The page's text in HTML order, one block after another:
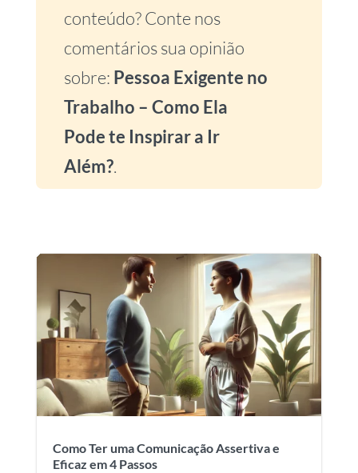
conteúdo? Conte nos
comentários sua opinião
sobre: Pessoa Exigente no
Trabalho – Como Ela
Pode te Inspirar a Ir
Além?.
Como Ter uma Comunicação Assertiva e
Eficaz em 4 Passos